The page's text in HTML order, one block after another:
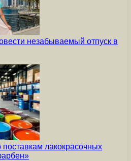
незабываемый отпуск в
лакокрасочных